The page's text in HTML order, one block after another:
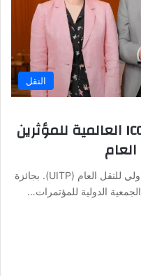
النقل
محمد مزغني يفوز بجائزة ICCA العالمية للمؤثرين
فاز محمد مزغني، الأمين العام للاتحاد الدولي للنقل العام (UITP). بجائزة